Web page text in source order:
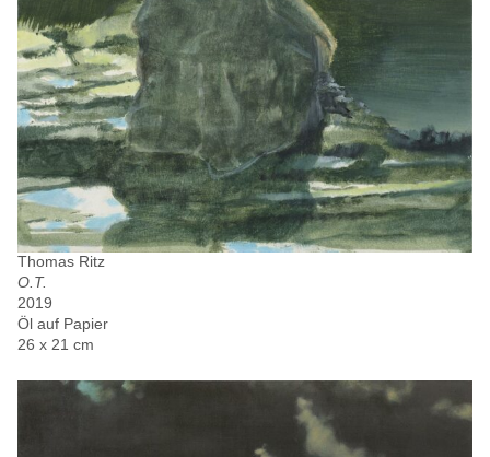
Thomas Ritz
O.T.
2019
Öl auf Papier
26 x 21 cm